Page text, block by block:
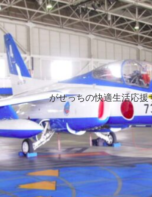
がせっちの快適生活応援